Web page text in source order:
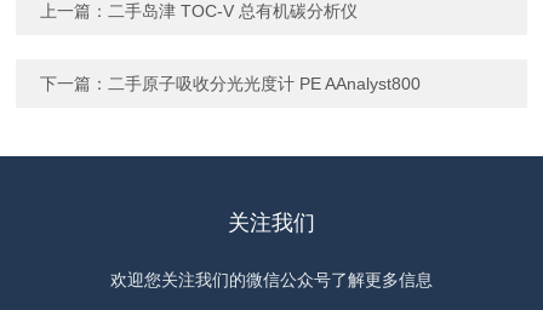
上一篇： 二手岛津 TOC-V 总有机碳分析仪
下一篇： 二手原子吸收分光光度计 PE AAnalyst800
关注我们
欢迎您关注我们的微信公众号了解更多信息